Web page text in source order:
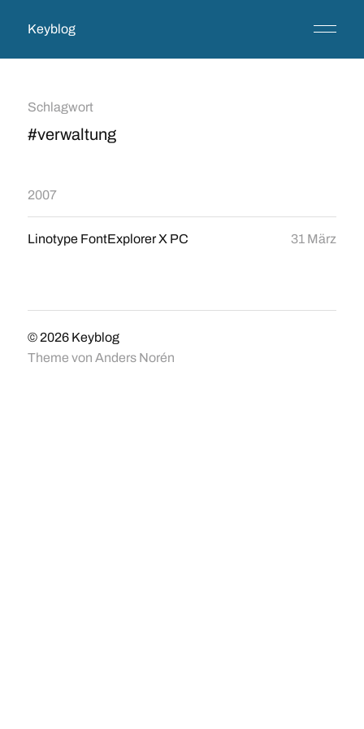
Keyblog
Schlagwort
#verwaltung
2007
Linotype FontExplorer X PC 31 März
© 2026 Keyblog
Theme von Anders Norén